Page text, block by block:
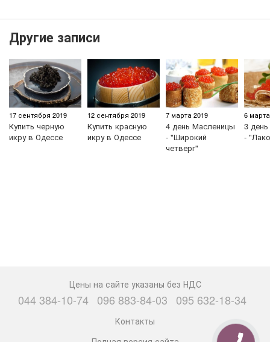
Другие записи
17 сентября 2019
Купить черную
икру в Одессе
12 сентября 2019
Купить красную
икру в Одессе
7 марта 2019
4 день Масленицы
- "Широкий
четверг"
6
3
-
Цены на сайте указаны без НДС
044 384-10-74 096 883-84-03 095 632-18-34
Контакты